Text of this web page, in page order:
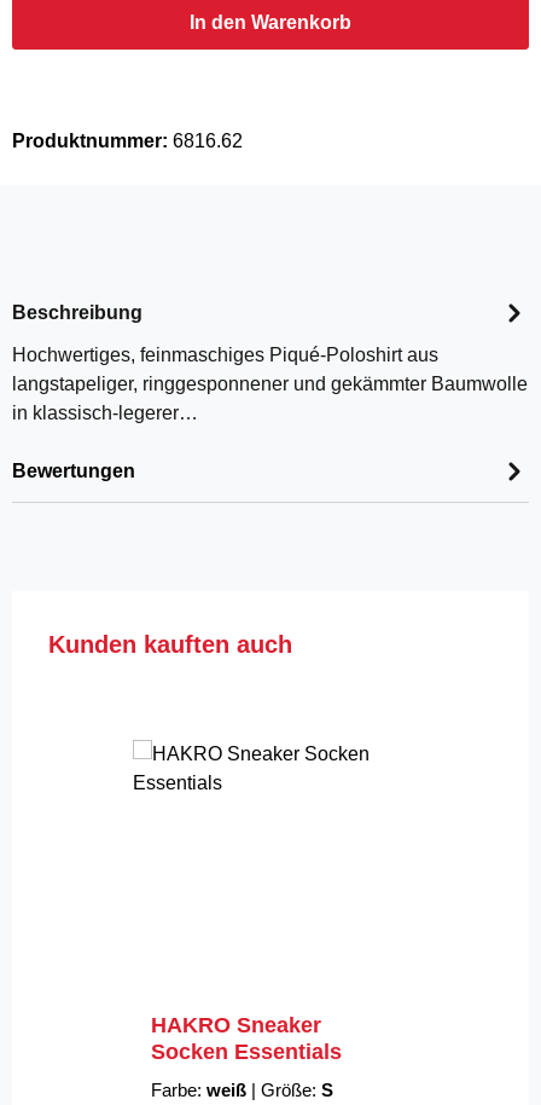
In den Warenkorb
Produktnummer: 6816.62
Beschreibung
Hochwertiges, feinmaschiges Piqué-Poloshirt aus
langstapeliger, ringgesponnener und gekämmter Baumwolle
in klassisch-legerer…
Bewertungen
Produktgalerie überspringen
Kunden kauften auch
HAKRO Sneaker
Socken Essentials
Farbe: weiß | Größe: S